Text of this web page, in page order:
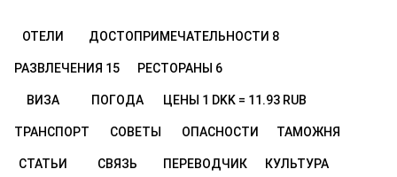
ОТЕЛИ ДОСТОПРИМЕЧАТЕЛЬНОСТИ 8
РАЗВЛЕЧЕНИЯ 15 РЕСТОРАНЫ 6
ВИЗА ПОГОДА ЦЕНЫ 1 DKK = 11.93 RUB
ТРАНСПОРТ СОВЕТЫ ОПАСНОСТИ ТАМОЖНЯ
СТАТЬИ СВЯЗЬ ПЕРЕВОДЧИК КУЛЬТУРА